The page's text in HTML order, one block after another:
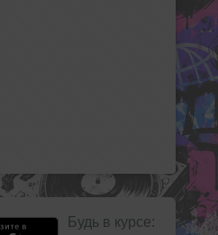
Будь в курсе: